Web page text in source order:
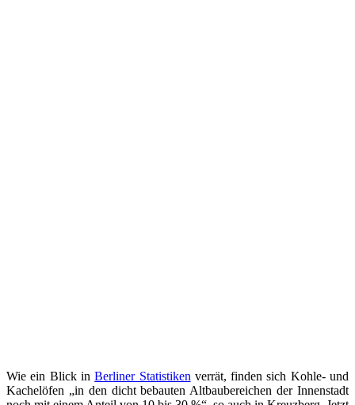
Wie ein Blick inBerliner Statistiken verrät, finden sich Kohle- und
Kachelöfen „in den dicht bebauten Altbaubereichen der Innenstadt